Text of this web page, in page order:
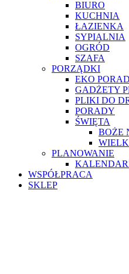
BIURO
KUCHNIA
ŁAZIENKA
SYPIALNIA
OGRÓD
SZAFA
PORZĄDKI
EKO
GADŻETY
PLIKI DO
PORADY
ŚWIĘTA
BOŻE
PLANOWANIE
WSPÓŁPRACA
SKLEP